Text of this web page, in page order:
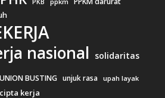
PKB
nasional solidaritas
UNION BUSTING unjuk rasa upah layak
kerja